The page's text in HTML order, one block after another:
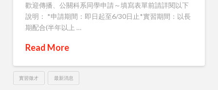
歡迎傳播、公關科系同學申請～填寫表單前請詳閱以下
說明： *申請期間：即日起至6/30日止*實習期間：以長
期配合(半年以上 …
Read More
實習徵才 最新消息